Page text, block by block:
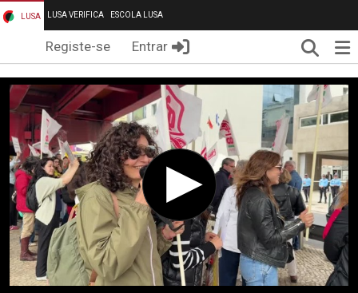
LUSA LUSA VERIFICA ESCOLA LUSA
Registe-se Entrar